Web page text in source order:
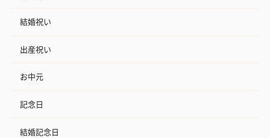
結婚祝い
出産祝い
お中元
記念日
結婚記念日